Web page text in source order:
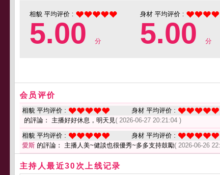
相貌 平均评价 :
5.00 分
身材 平均评价 :
5.00 分
会员评价
相貌 平均评价 :
身材 平均评价 :
的評論： 主播好好休息，明天見( 2026-06-27 20:21:04 )
相貌 平均评价 :
身材 平均评价 :
愛斯 的評論： 主播人美~健談也很優秀~多多支持鼓勵( 2026-06-26
主持人最近30次上线记录